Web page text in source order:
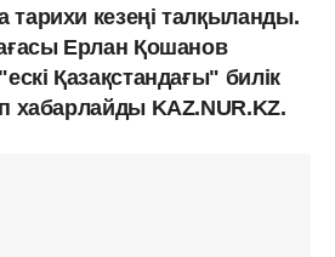
кезеңі талқыланды.
Ерлан Қошанов
Қазақстандағы" билік
хабарлайды KAZ.NUR.KZ.